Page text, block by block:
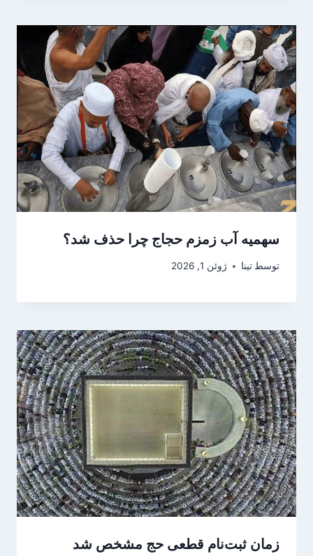
سهمیه آب زمزم حجاج چرا حذف شد؟
توسط تینا ژوئن 1, 2026
زمان ثبت‌نام قطعی حج مشخص شد